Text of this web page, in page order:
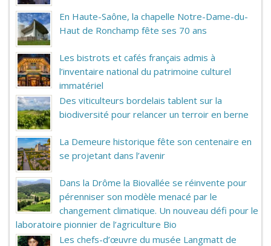
En Haute-Saône, la chapelle Notre-Dame-du-
Haut de Ronchamp fête ses 70 ans
Les bistrots et cafés français admis à
l’inventaire national du patrimoine culturel
immatériel
Des viticulteurs bordelais tablent sur la
biodiversité pour relancer un terroir en berne
La Demeure historique fête son centenaire en
se projetant dans l’avenir
Dans la Drôme la Biovallée se réinvente pour
pérenniser son modèle menacé par le
changement climatique. Un nouveau défi pour le
laboratoire pionnier de l’agriculture Bio
Les chefs-d’œuvre du musée Langmatt de